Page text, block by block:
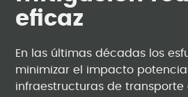
eficaz
En las últimas décadas los
minimizar el impacto
infraestructuras de transporte